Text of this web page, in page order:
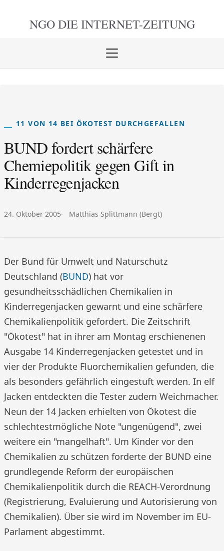
NGO DIE INTERNET-ZEITUNG
Menü
11 VON 14 BEI ÖKOTEST DURCHGEFALLEN
BUND fordert schärfere
Chemiepolitik gegen Gift in
Kinderregenjacken
Veröffentlicht am:
24. Oktober 2005 Autor:
Matthias Splittmann (Bergt)
Der Bund für Umwelt und Naturschutz
Deutschland (BUND) hat vor
gesundheitsschädlichen Chemikalien in
Kinderregenjacken gewarnt und eine schärfere
Chemikalienpolitik gefordert. Die Zeitschrift
"Ökotest" hat in ihrer am Montag erschienenen
Ausgabe 14 Kinderregenjacken getestet und in
vier der Produkte Fluorchemikalien gefunden, die
als besonders gefährlich eingestuft werden. In elf
Jacken entdeckten die Tester zudem Weichmacher.
Neun der 14 Jacken erhielten von Ökotest die
schlechtestmögliche Note "ungenügend", zwei
weitere ein "mangelhaft". Um Kinder vor den
Chemikalien zu schützen forderte der BUND eine
grundlegende Reform der europäischen
Chemikalienpolitik durch die REACH-Verordnung
(Registrierung, Evaluierung und Autorisierung von
Chemikalien). Über sie wird im November im EU-
Parlament abgestimmt.